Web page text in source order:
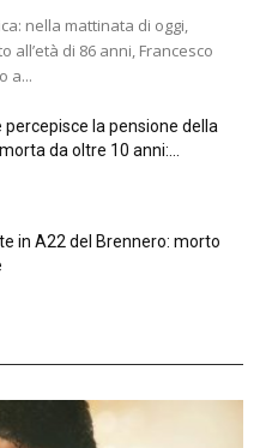
nella mattinata di oggi,
all’età di 86 anni, Francesco
a...
percepisce la pensione della
da oltre 10 anni:...
in A22 del Brennero: morto